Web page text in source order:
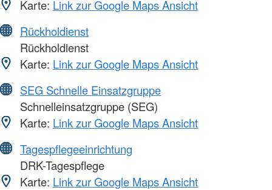
Karte: Link zur Google Maps Ansicht
Rückholdienst
Rückholdienst
Karte: Link zur Google Maps Ansicht
SEG Schnelle Einsatzgruppe
Schnelleinsatzgruppe (SEG)
Karte: Link zur Google Maps Ansicht
Tagespflegeeinrichtung
DRK-Tagespflege
Karte: Link zur Google Maps Ansicht